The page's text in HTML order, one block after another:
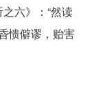
六》：“然读
愦僻谬，贻害